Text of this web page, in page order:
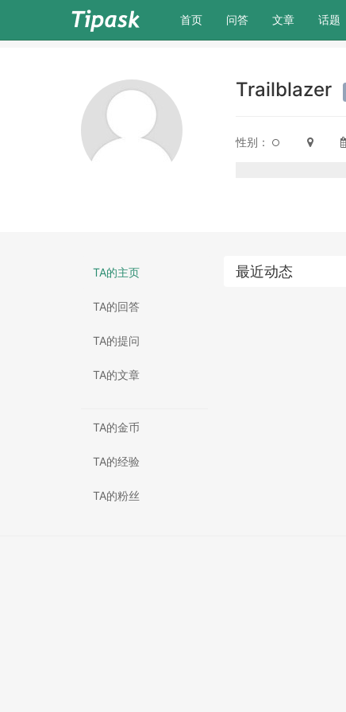
首页(current)
问答 文章 话题
Trailblazer
性别：
TA的主页
TA的回答
TA的提问
TA的文章
TA的金币
TA的经验
TA的粉丝
最近动态